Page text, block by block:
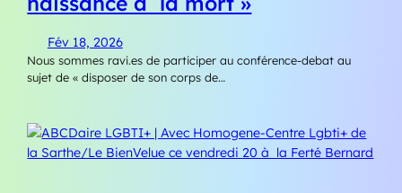
Fév 18, 2026
Nous sommes ravi.es de participer au conférence-debat au
sujet de « disposer de son corps de…